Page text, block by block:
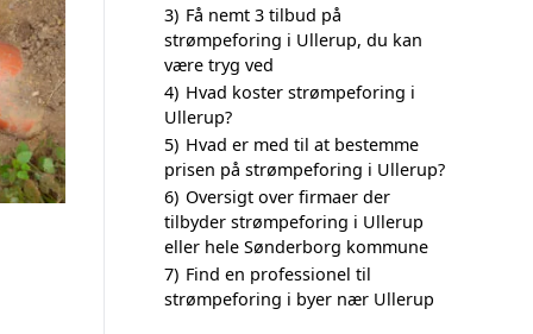
3) Få nemt 3 tilbud på
strømpeforing i Ullerup, du kan
være tryg ved
4) Hvad koster strømpeforing i
Ullerup?
5) Hvad er med til at bestemme
prisen på strømpeforing i Ullerup?
6) Oversigt over firmaer der
tilbyder strømpeforing i Ullerup
eller hele Sønderborg kommune
7) Find en professionel til
strømpeforing i byer nær Ullerup